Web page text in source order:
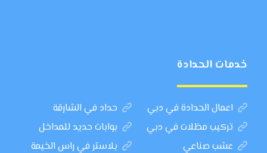
خدمات الحدادة
اعمال الحدادة في دبي
حداد في الشارقة
تركيب مظلات في دبي
بوابات حديد للمداخل
عشب صناعي
بلاستر في راس الخيمة